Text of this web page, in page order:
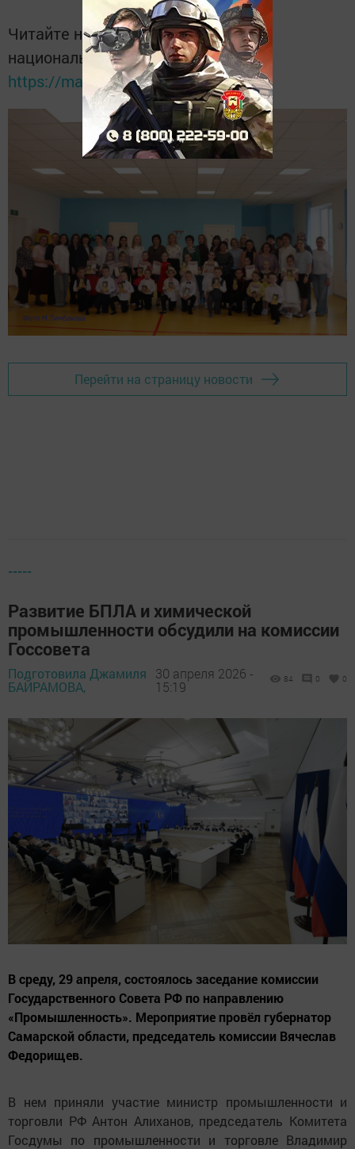
Читайте новости Татарстана в
национальном мессенджере MАХ:
https://max.ru/tatmedia
Перейти на страницу новости
-----
Развитие БПЛА и химической
промышленности обсудили на комиссии
Госсовета
Подготовила Джамиля
БАЙРАМОВА,
30 апреля 2026 -
15:19
84 0 0
В среду, 29 апреля, состоялось заседание комиссии
Государственного Совета РФ по направлению
«Промышленность». Мероприятие провёл губернатор
Самарской области, председатель комиссии Вячеслав
Федорищев.
В нем приняли участие министр промышленности и
торговли РФ Антон Алиханов, председатель Комитета
Госдумы по промышленности и торговле Владимир